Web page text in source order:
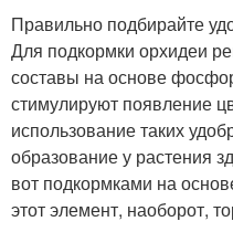
Правильно подбирайте
Для подкормки орхидеи
составы на основе
стимулируют появление
использование таких
образование у растения
вот подкормками на
этот элемент, наоборот,